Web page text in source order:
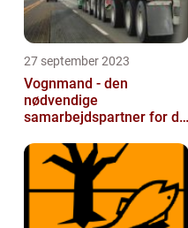
27 september 2023
Vognmand - den
nødvendige
samarbejdspartner for dit